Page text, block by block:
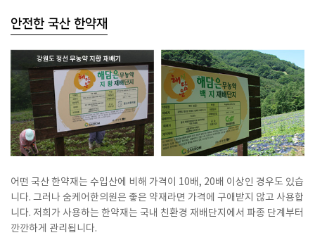
안전한 국산 한약재
어떤 국산 한약재는 수입산에 비해 가격이 10배, 20배 이상인 경우도 있습
니다. 그러나 숨케어한의원은 좋은 약재라면 가격에 구애받지 않고 사용합
니다. 저희가 사용하는 한약재는 국내 친환경 재배단지에서 파종 단계부터
깐깐하게 관리됩니다.